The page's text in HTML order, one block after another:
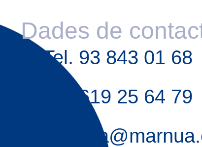
Dades de
Tel. 93 843 01 68
Tel. 619 25 64 79